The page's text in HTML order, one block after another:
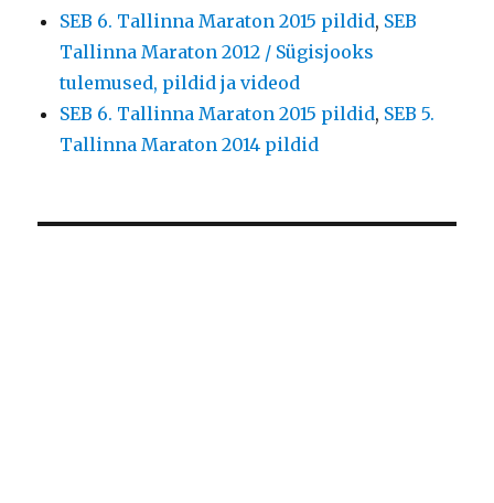
SEB 6. Tallinna Maraton 2015 pildid, SEB
Tallinna Maraton 2012 / Sügisjooks
tulemused, pildid ja videod
SEB 6. Tallinna Maraton 2015 pildid, SEB 5.
Tallinna Maraton 2014 pildid